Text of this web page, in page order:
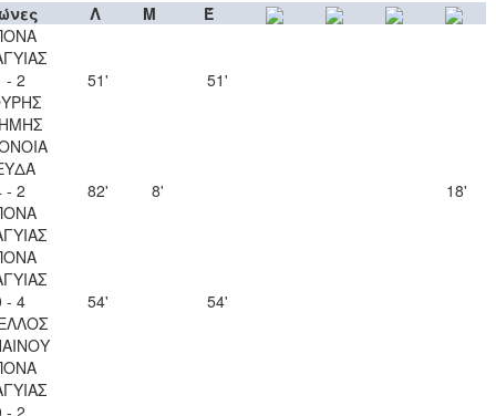
Λ Μ
Έ
- 2
51' 51'
- 2
82' 8' 18'
- 4
54' 54'
- 2